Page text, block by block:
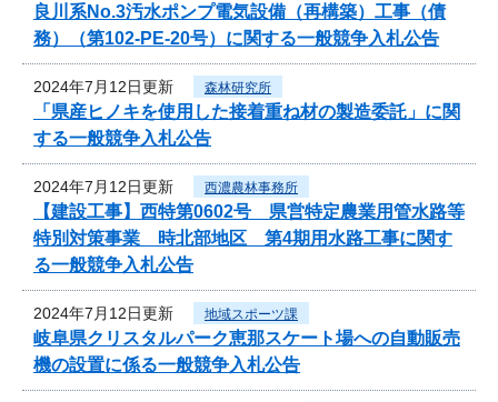
良川系No.3汚水ポンプ電気設備（再構築）工事（債
務）（第102-PE-20号）に関する一般競争入札公告
2024年7月12日更新 森林研究所
「県産ヒノキを使用した接着重ね材の製造委託」に関
する一般競争入札公告
2024年7月12日更新 西濃農林事務所
【建設工事】西特第0602号 県営特定農業用管水路等
特別対策事業 時北部地区 第4期用水路工事に関す
る一般競争入札公告
2024年7月12日更新 地域スポーツ課
岐阜県クリスタルパーク恵那スケート場への自動販売
機の設置に係る一般競争入札公告